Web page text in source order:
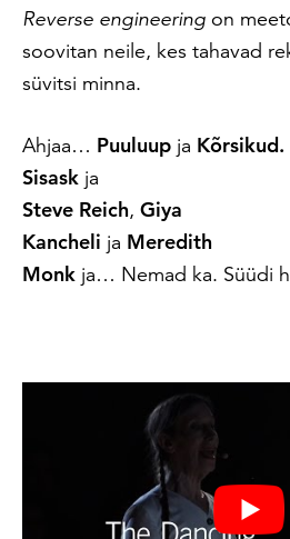
Reverse engineering on
soovitan neile, kes tahavad
süvitsi minna.
Ahjaa… Puuluup ja Kõrsikud.
Sisask ja
Steve Reich, Giya
Kancheli ja Meredith
Monk ja… Nemad ka. Süüdi